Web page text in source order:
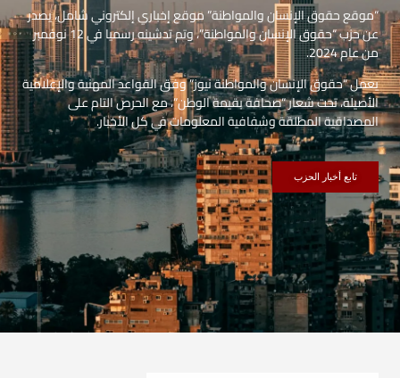
“موقع حقوق الإنسان والمواطنة” موقع إخباري إلكتروني شامل، يصدر
عن حزب “حقوق الإنسان والمواطنة”، وتم تدشينه رسميا في 12 نوفمبر
من عام 2024.
يعمل “حقوق الإنسان والمواطنة نيوز” وفق القواعد المهنية والإعلامية
الأصيلة، تحت شعار “صحافة بقيمة الوطن”، مع الحرص التام على
المصداقية المطلقة وشفافية المعلومات في كل الأخبار.
تابع أخبار الحزب